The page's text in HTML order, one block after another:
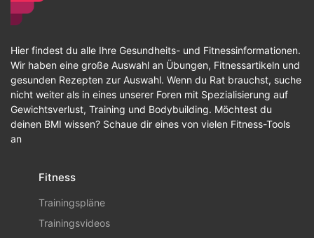
Hier findest du alle Ihre Gesundheits- und Fitnessinformationen.
Wir haben eine große Auswahl an Übungen, Fitnessartikeln und
gesunden Rezepten zur Auswahl. Wenn du Rat brauchst, suche
nicht weiter als in eines unserer Foren mit Spezialisierung auf
Gewichtsverlust, Training und Bodybuilding. Möchtest du
deinen BMI wissen? Schaue dir eines von vielen Fitness-Tools
an
Fitness
Trainingspläne
Trainingsvideos